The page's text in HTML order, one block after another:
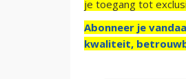
je toegang tot
Abonneer je
kwaliteit,